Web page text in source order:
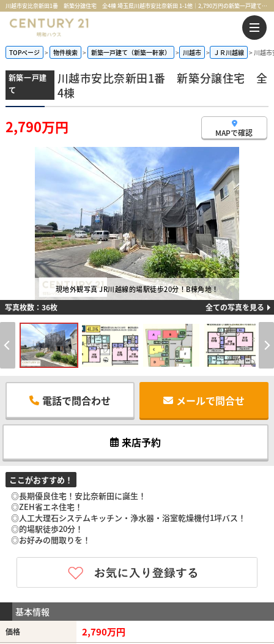
川越市安比奈新田1番 新築分譲住宅 全4棟 埼玉県川越市安比奈新田 1-1他｜2,790万円の新築一戸建て｜センチュリー21明和ハウス
TOPページ 物件検索 新築一戸建て（新築一軒家） 川越市 ＪＲ川越線 川越
新築一戸建
て
川越市安比奈新田1番 新築分譲住宅 全
4棟
2,790万円 MAPで確認
現地外観写真 JR川越線的場駅徒歩20分！B棟角地！
写真枚数：36枚 全ての写真を見る
電話で問合わせ メールで問合せ
来店予約
ここがおすすめ！
◎長期優良住宅！安比奈新田に誕生！
◎ZEH省エネ住宅！
◎人工大理石システムキッチン・浄水器・浴室乾燥機付1坪バス！
◎的場駅徒歩20分！
◎お好みの間取りを！
基本情報
価格 2,790万円